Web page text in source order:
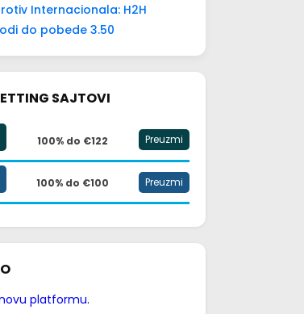
Internacionala: H2H
do pobede 3.50
SAJTOVI
100% do €122 Preuzmi
100% do €100 Preuzmi
platformu.